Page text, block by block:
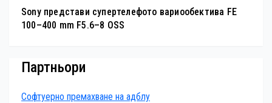
Sony представи супертелефото вариообектива FE
100–400 mm F5.6–8 OSS
Партньори
Софтуерно премахване на адблу